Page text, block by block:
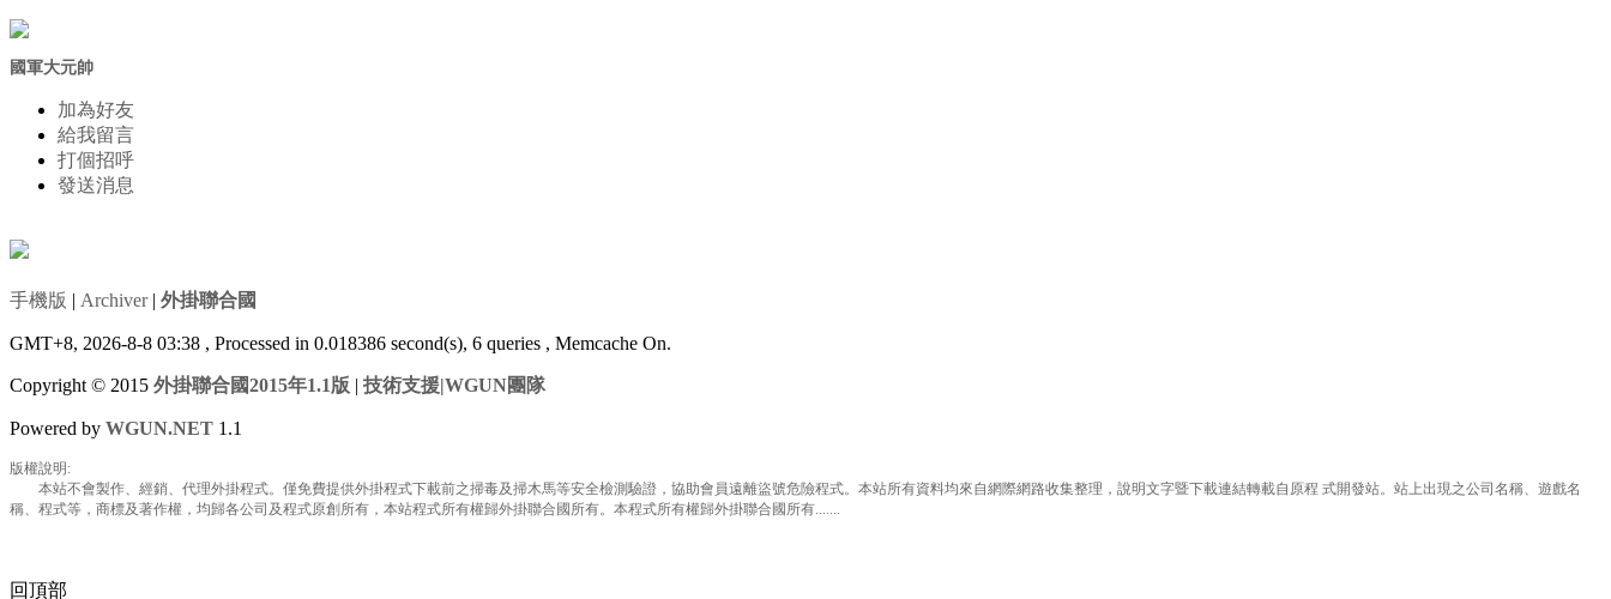
國軍大元帥
加為好友
給我留言
打個招呼
發送消息
手機版 | Archiver| 外掛聯合國
GMT+8, 2026-8-8 03:38 , Processed in 0.018386 second(s), 6 queries , Memcache On.
Copyright © 2015 外掛聯合國2015年1.1版 | 技術支援|WGUN團隊
Powered by WGUN.NET 1.1
版權說明:
本站不會製作、經銷、代理外掛程式。僅免費提供外掛程式下載前之掃毒及掃木馬等安全檢測驗證，協助會員遠離盜號危險程式。本站所有資料均來自網際網路收集整理，說明文字暨下載連結轉載自原程 式開發站。站上出現之公司名稱、遊戲名
稱、程式等，商標及著作權，均歸各公司及程式原創所有，本站程式所有權歸外掛聯合國所有。本程式所有權歸外掛聯合國所有.......
回頂部